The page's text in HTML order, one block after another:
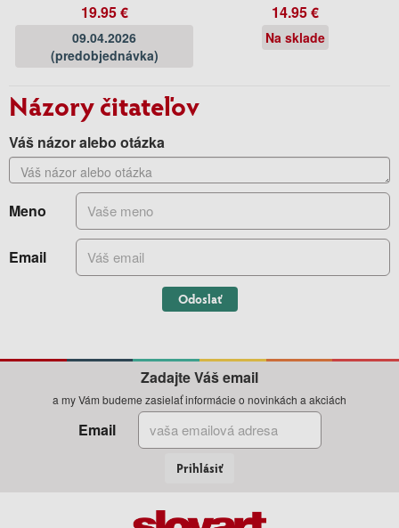
19.95 €
09.04.2026
(predobjednávka)
14.95 €
Na sklade
Názory čitateľov
Váš názor alebo otázka
Meno
Email
Odoslať
Zadajte Váš email
a my Vám budeme zasielať informácie o novinkách a akciách
Email
Prihlásiť